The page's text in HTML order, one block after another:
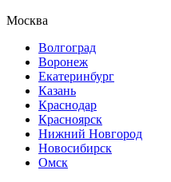
Москва
Волгоград
Воронеж
Екатеринбург
Казань
Краснодар
Красноярск
Нижний Новгород
Новосибирск
Омск